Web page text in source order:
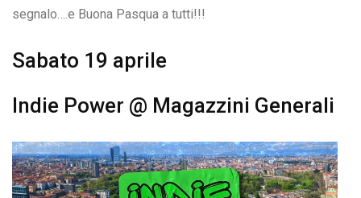
segnalo….e Buona Pasqua a tutti!!!
Sabato 19 aprile
Indie Power @ Magazzini Generali